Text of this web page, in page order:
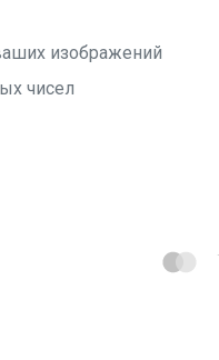
изображений
чисел